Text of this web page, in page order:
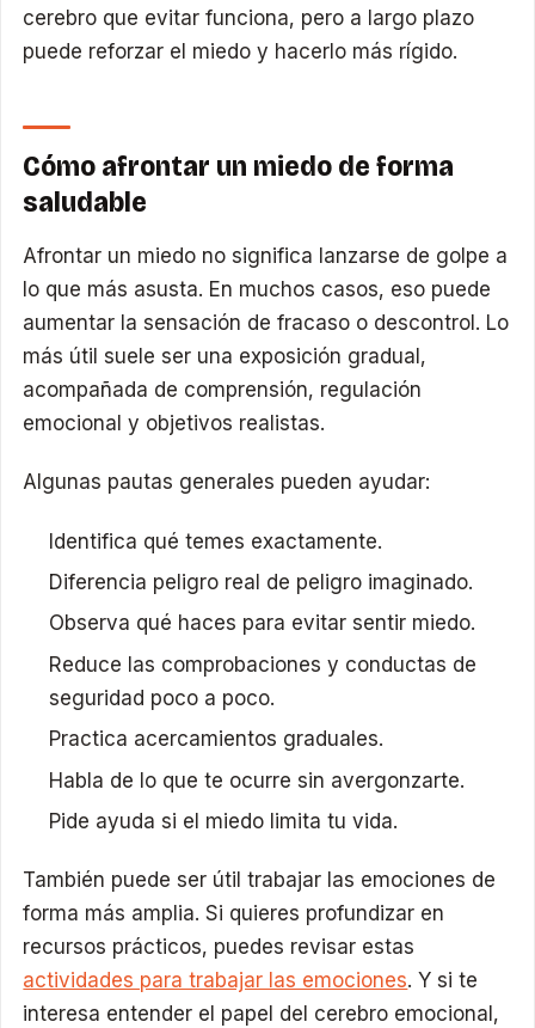
cerebro que evitar funciona, pero a largo plazo
puede reforzar el miedo y hacerlo más rígido.
Cómo afrontar un miedo de forma
saludable
Afrontar un miedo no significa lanzarse de golpe a
lo que más asusta. En muchos casos, eso puede
aumentar la sensación de fracaso o descontrol. Lo
más útil suele ser una exposición gradual,
acompañada de comprensión, regulación
emocional y objetivos realistas.
Algunas pautas generales pueden ayudar:
Identifica qué temes exactamente.
Diferencia peligro real de peligro imaginado.
Observa qué haces para evitar sentir miedo.
Reduce las comprobaciones y conductas de
seguridad poco a poco.
Practica acercamientos graduales.
Habla de lo que te ocurre sin avergonzarte.
Pide ayuda si el miedo limita tu vida.
También puede ser útil trabajar las emociones de
forma más amplia. Si quieres profundizar en
recursos prácticos, puedes revisar estas
actividades para trabajar las emociones. Y si te
interesa entender el papel del cerebro emocional,